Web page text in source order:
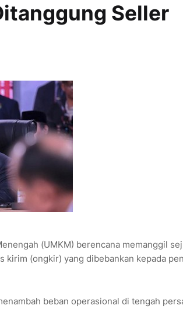
Seller
(UMKM) berencana memanggil
kirim (ongkir) yang dibebankan kepada
beban operasional di tengah